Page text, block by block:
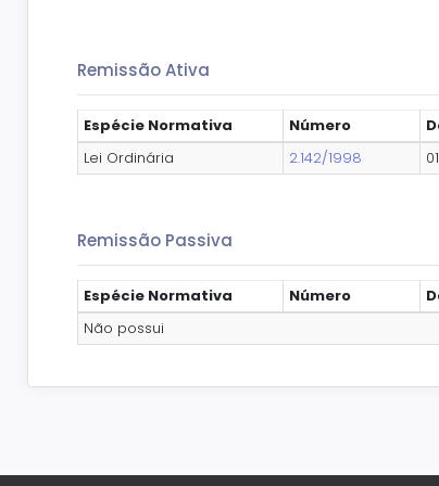
Remissão Ativa
Espécie Normativa Número
Lei Ordinária
2.142/1998
Remissão Passiva
Espécie Normativa Número
Não possui